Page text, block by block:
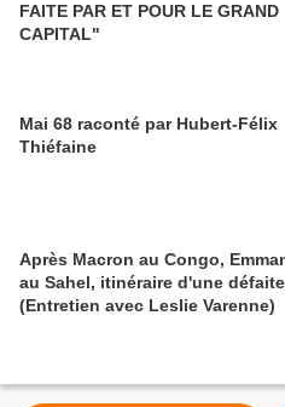
FAITE PAR ET POUR LE GRAND
CAPITAL"
Mai 68 raconté par Hubert-Félix
Thiéfaine
Après Macron au Congo,
au Sahel, itinéraire d'une défaite
(Entretien avec Leslie Varenne)